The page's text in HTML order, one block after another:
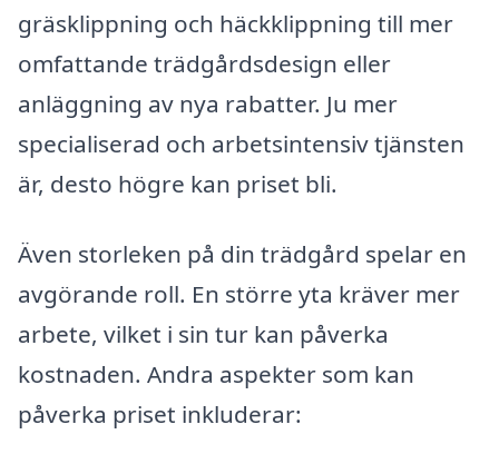
gräsklippning och häckklippning till mer
omfattande trädgårdsdesign eller
anläggning av nya rabatter. Ju mer
specialiserad och arbetsintensiv tjänsten
är, desto högre kan priset bli.
Även storleken på din trädgård spelar en
avgörande roll. En större yta kräver mer
arbete, vilket i sin tur kan påverka
kostnaden. Andra aspekter som kan
påverka priset inkluderar: